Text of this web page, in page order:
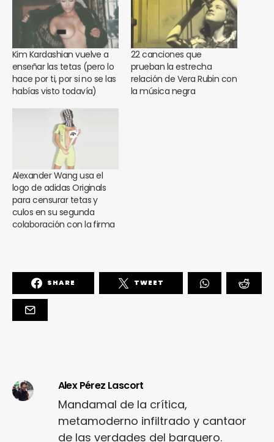
Kim Kardashian vuelve a
enseñar las tetas (pero lo
hace por ti, por si no se las
habías visto todavía)
22 canciones que
prueban la estrecha
relación de Vera Rubin con
la música negra
Alexander Wang usa el
logo de adidas Originals
para censurar tetas y
culos en su segunda
colaboración con la firma
SHARE TWEET
Alex Pérez Lascort
Mandamal de la crítica,
metamoderno infiltrado y cantaor
de las verdades del barquero.